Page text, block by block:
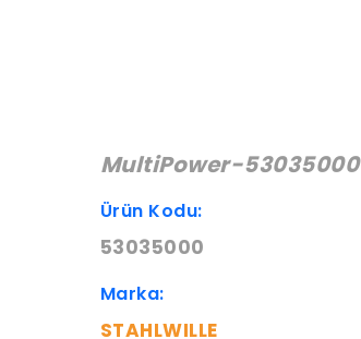
MultiPower-53035000
Ürün Kodu:
53035000
Marka:
STAHLWILLE